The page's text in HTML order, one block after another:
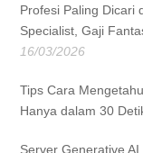
Profesi Paling Dicari
Specialist, Gaji
16/03/2026
Tips Cara
Hanya dalam 30
Server Generative